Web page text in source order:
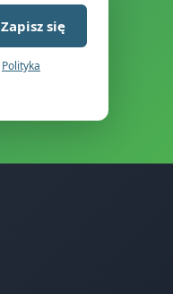
Zapisz się
Polityka